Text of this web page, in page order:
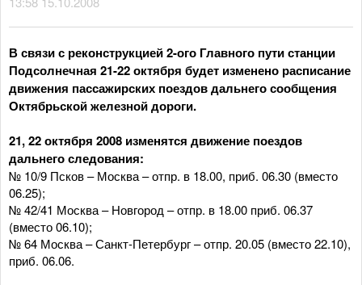
В связи с реконструкцией 2-ого Главного пути станции
Подсолнечная 21-22 октября будет изменено расписание
движения пассажирских поездов дальнего сообщения
Октябрьской железной дороги.
21, 22 октября 2008 изменятся движение поездов
дальнего следования:
№ 10/9 Псков – Москва – отпр. в 18.00, приб. 06.30 (вместо
06.25);
№ 42/41 Москва – Новгород – отпр. в 18.00 приб. 06.37
(вместо 06.10);
№ 64 Москва – Санкт-Петербург – отпр. 20.05 (вместо 22.10),
приб. 06.06.